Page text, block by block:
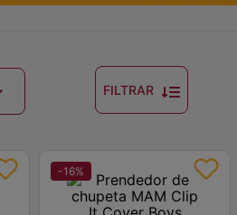
FILTRAR
-16%